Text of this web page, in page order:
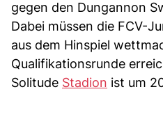
gegen den Dungannon
Dabei müssen die FCV-
aus dem Hinspiel
Qualifikationsrunde
Solitude Stadion ist um